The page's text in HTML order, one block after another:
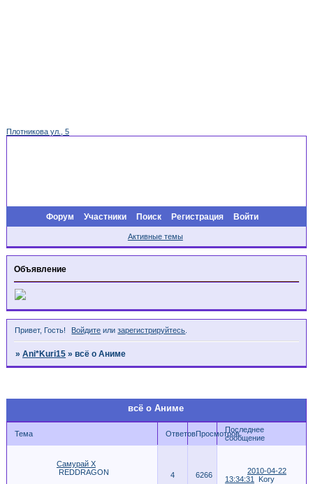
Плотникова ул., 5
Форум Участники Поиск Регистрация Войти
Активные темы
Объявление
Привет, Гость! Войдите илизарегистрируйтесь
»Ani*Kuri15 »всё о Аниме
всё о Аниме
Тема ОтветовПросмотровПоследнее
сообщение
Самурай X
REDDRAGON
4 6266
2010-04-22
13:34:31
Kory